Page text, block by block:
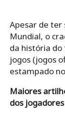
Apesar de
Mundial, o
da história
jogos (jogos
estampado
Maiores
dos